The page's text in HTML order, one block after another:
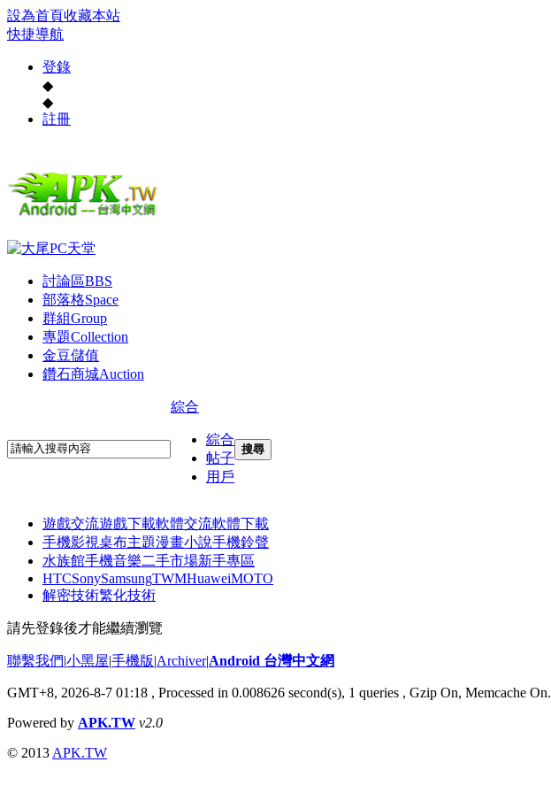
設為首頁收藏本站
快捷導航
登錄
◆
◆
註冊
討論區BBS
部落格Space
群組Group
專題Collection
金豆儲值
鑽石商城Auction
綜合
綜合
帖子
用戶
搜尋
遊戲交流遊戲下載軟體交流軟體下載
手機影視桌布主題漫畫小說手機鈴聲
水族館手機音樂二手市場新手專區
HTCSonySamsungTWMHuaweiMOTO
解密技術繁化技術
請先登錄後才能繼續瀏覽
聯繫我們|小黑屋|手機版|Archiver|Android 台灣中文網
GMT+8, 2026-8-7 01:18 , Processed in 0.008626 second(s), 1 queries , Gzip On, Memcache On.
Powered by APK.TW v2.0
© 2013 APK.TW